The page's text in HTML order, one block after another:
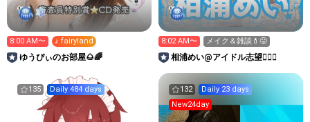
8:00 AM〜 ♪ fairyland
ゆうぴぃのお部屋🌰🌈
8:02 AM〜 メイク＆雑談💄😛
相浦めい@アイドル志望🙋🏻‍♀️
135 Daily 484 days 132
Daily 23 days
New24day